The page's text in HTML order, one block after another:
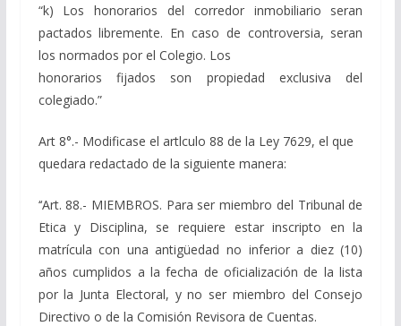
“k) Los honorarios del corredor inmobiliario seran
pactados libremente. En caso de controversia, seran
los normados por el Colegio. Los
honorarios fijados son propiedad exclusiva del
colegiado.”
Art 8°.- Modificase el artlculo 88 de la Ley 7629, el que
quedara redactado de la siguiente manera:
‘‘Art. 88.- MIEMBROS. Para ser miembro del Tribunal de
Etica y Disciplina, se requiere estar inscripto en la
matrícula con una antigüedad no inferior a diez (10)
años cumplidos a la fecha de oficialización de la lista
por la Junta Electoral, y no ser miembro del Consejo
Directivo o de la Comisión Revisora de Cuentas.